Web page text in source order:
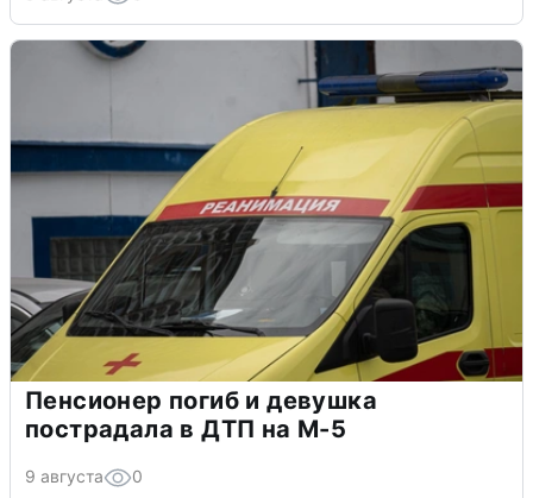
Пенсионер погиб и девушка
пострадала в ДТП на М-5
9 августа 0